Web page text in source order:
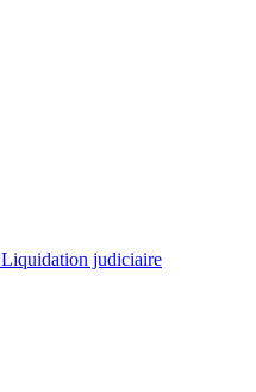
Liquidation judiciaire